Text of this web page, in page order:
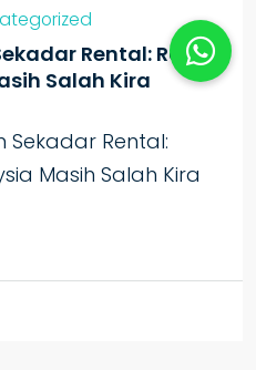
Rental: Ramai
Salah Kira
Sekadar Rental:
Masih Salah Kira